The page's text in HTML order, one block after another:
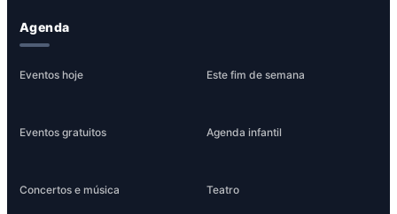
Agenda
Eventos hoje Este fim de semana
Eventos gratuitos Agenda infantil
Concertos e música Teatro